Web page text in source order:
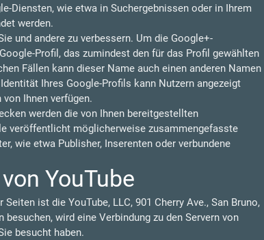
Diensten, wie etwa in Suchergebnissen oder in Ihrem
werden.
und andere zu verbessern. Um die Google+-
Profil, das zumindest den für das Profil gewählten
Fällen kann dieser Name auch einen anderen Namen
Ihres Google-Profils kann Nutzern angezeigt
Ihnen verfügen.
werden die von Ihnen bereitgestellten
veröffentlicht möglicherweise zusammengefasste
wie etwa Publisher, Inserenten oder verbundene
YouTube
ist die YouTube, LLC, 901 Cherry Ave., San Bruno,
wird eine Verbindung zu den Servern von
besucht haben.